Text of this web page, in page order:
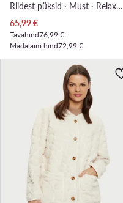
Riidest püksid · Must · Relaxed Fit
Praegune hind
65,99€
Tavahind76,99 €
Madalaim hind72,99 €